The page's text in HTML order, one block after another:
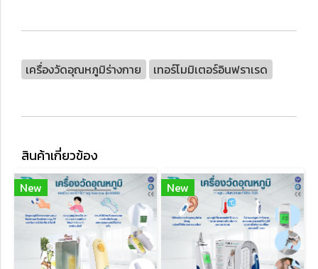
เครื่องวัดอุณหภูมิร่างกาย เทอร์โมมิเตอร์อินฟราเรด
สินค้าเกี่ยวข้อง
New New